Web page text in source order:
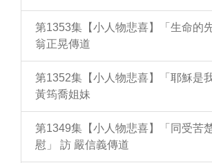
第1353集【小人物悲喜】「生命的
翁正晃傳道
第1352集【小人物悲喜】「耶穌是
黃筠喬姐妹
第1349集【小人物悲喜】「同受苦
慰」 訪 嚴信義傳道